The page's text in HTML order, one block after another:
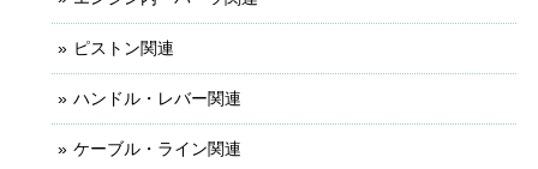
ピストン関連
ハンドル・レバー関連
ケーブル・ライン関連